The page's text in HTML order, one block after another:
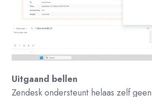
Uitgaand bellen
Zendesk ondersteunt helaas zelf